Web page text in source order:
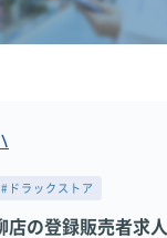
#ドラックストア
店の登録販売者求人